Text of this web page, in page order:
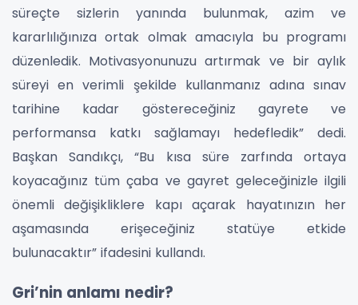
süreçte sizlerin yanında bulunmak, azim ve
kararlılığınıza ortak olmak amacıyla bu programı
düzenledik. Motivasyonunuzu artırmak ve bir aylık
süreyi en verimli şekilde kullanmanız adına sınav
tarihine kadar göstereceğiniz gayrete ve
performansa katkı sağlamayı hedefledik” dedi.
Başkan Sandıkçı, “Bu kısa süre zarfında ortaya
koyacağınız tüm çaba ve gayret geleceğinizle ilgili
önemli değişikliklere kapı açarak hayatınızın her
aşamasında erişeceğiniz statüye etkide
bulunacaktır” ifadesini kullandı.
Gri’nin anlamı nedir?